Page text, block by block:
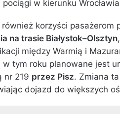
pociągi w kierunku
korzyści
na trasie Białystok–Olsztyn
między Warmią i
tym roku planowane jest
nr 219 przez Pisz. Zmiana
dojazd do większych